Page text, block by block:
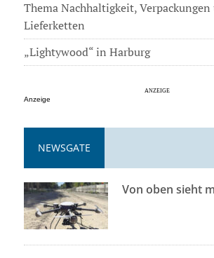
Thema Nachhaltigkeit, Verpackungen
Lieferketten
„Lightywood“ in Harburg
Anzeige
NEWSGATE
Von oben sieht